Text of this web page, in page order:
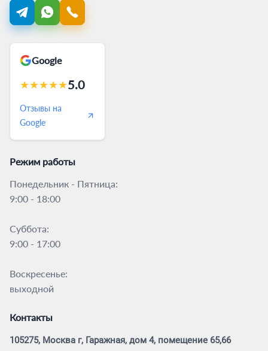
Google
★★★★★5.0
Отзывы на
Google
Режим работы
Понедельник - Пятница:
9:00 - 18:00
Суббота:
9:00 - 17:00
Воскресенье:
выходной
Контакты
105275, Москва г, Гаражная, дом 4, помещение 65,66